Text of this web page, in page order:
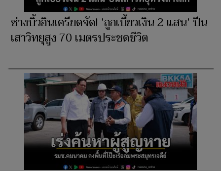
ช่างบิ้วอินเครียดจัด! 'ถูกเบี้ยวเงิน 2 แสน' ปีน
เสาวิทยุสูง 70 เมตรประชดชีวิต